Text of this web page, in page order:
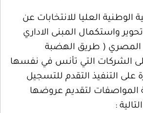
الوطنية العليا للانتخابات عن
واستكمال المبنى الاداري
المصري ( طريق الهضبة
الشركات التي تأنس في نفسها
على التنفيذ التقدم للتسجيل
لتقديم عروضها
: